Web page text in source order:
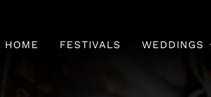
HOME FESTIVALS WEDDINGS